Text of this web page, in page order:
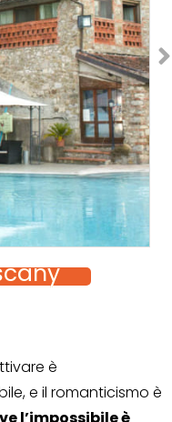
è
e il romanticismo è
l’impossibile è